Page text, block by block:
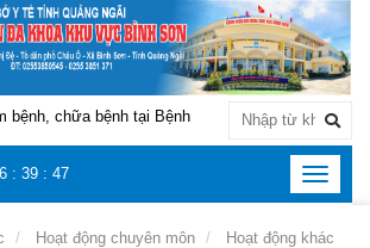
chữa bệnh tại Bệnh viện Đa khoa khu vực
6 : 39 : 47
Toggle
Hoạt động chuyên môn Hoạt động khác